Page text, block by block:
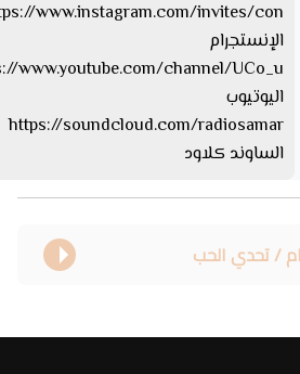
الإنستجرام
اليوتيوب
https://soundcloud.com/radiosamar
الساوند كلاود
/ تحدي الحب